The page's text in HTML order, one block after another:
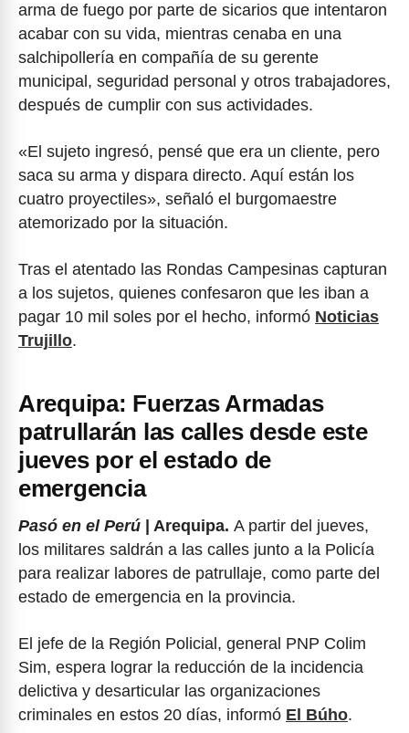
arma de fuego por parte de sicarios que intentaron
acabar con su vida, mientras cenaba en una
salchipollería en compañía de su gerente
municipal, seguridad personal y otros trabajadores,
después de cumplir con sus actividades.
«El sujeto ingresó, pensé que era un cliente, pero
saca su arma y dispara directo. Aquí están los
cuatro proyectiles», señaló el burgomaestre
atemorizado por la situación.
Tras el atentado las Rondas Campesinas capturan
a los sujetos, quienes confesaron que les iban a
pagar 10 mil soles por el hecho, informó Noticias
Trujillo.
Arequipa: Fuerzas Armadas
patrullarán las calles desde este
jueves por el estado de
emergencia
Pasó en el Perú | Arequipa. A partir del jueves,
los militares saldrán a las calles junto a la Policía
para realizar labores de patrullaje, como parte del
estado de emergencia en la provincia.
El jefe de la Región Policial, general PNP Colim
Sim, espera lograr la reducción de la incidencia
delictiva y desarticular las organizaciones
criminales en estos 20 días, informó El Búho.